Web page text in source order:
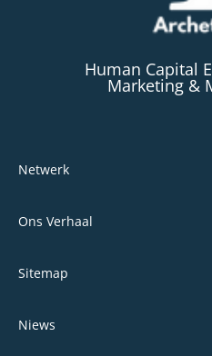
Human Capital
Marketing &
Netwerk
Ons Verhaal
Sitemap
Niews